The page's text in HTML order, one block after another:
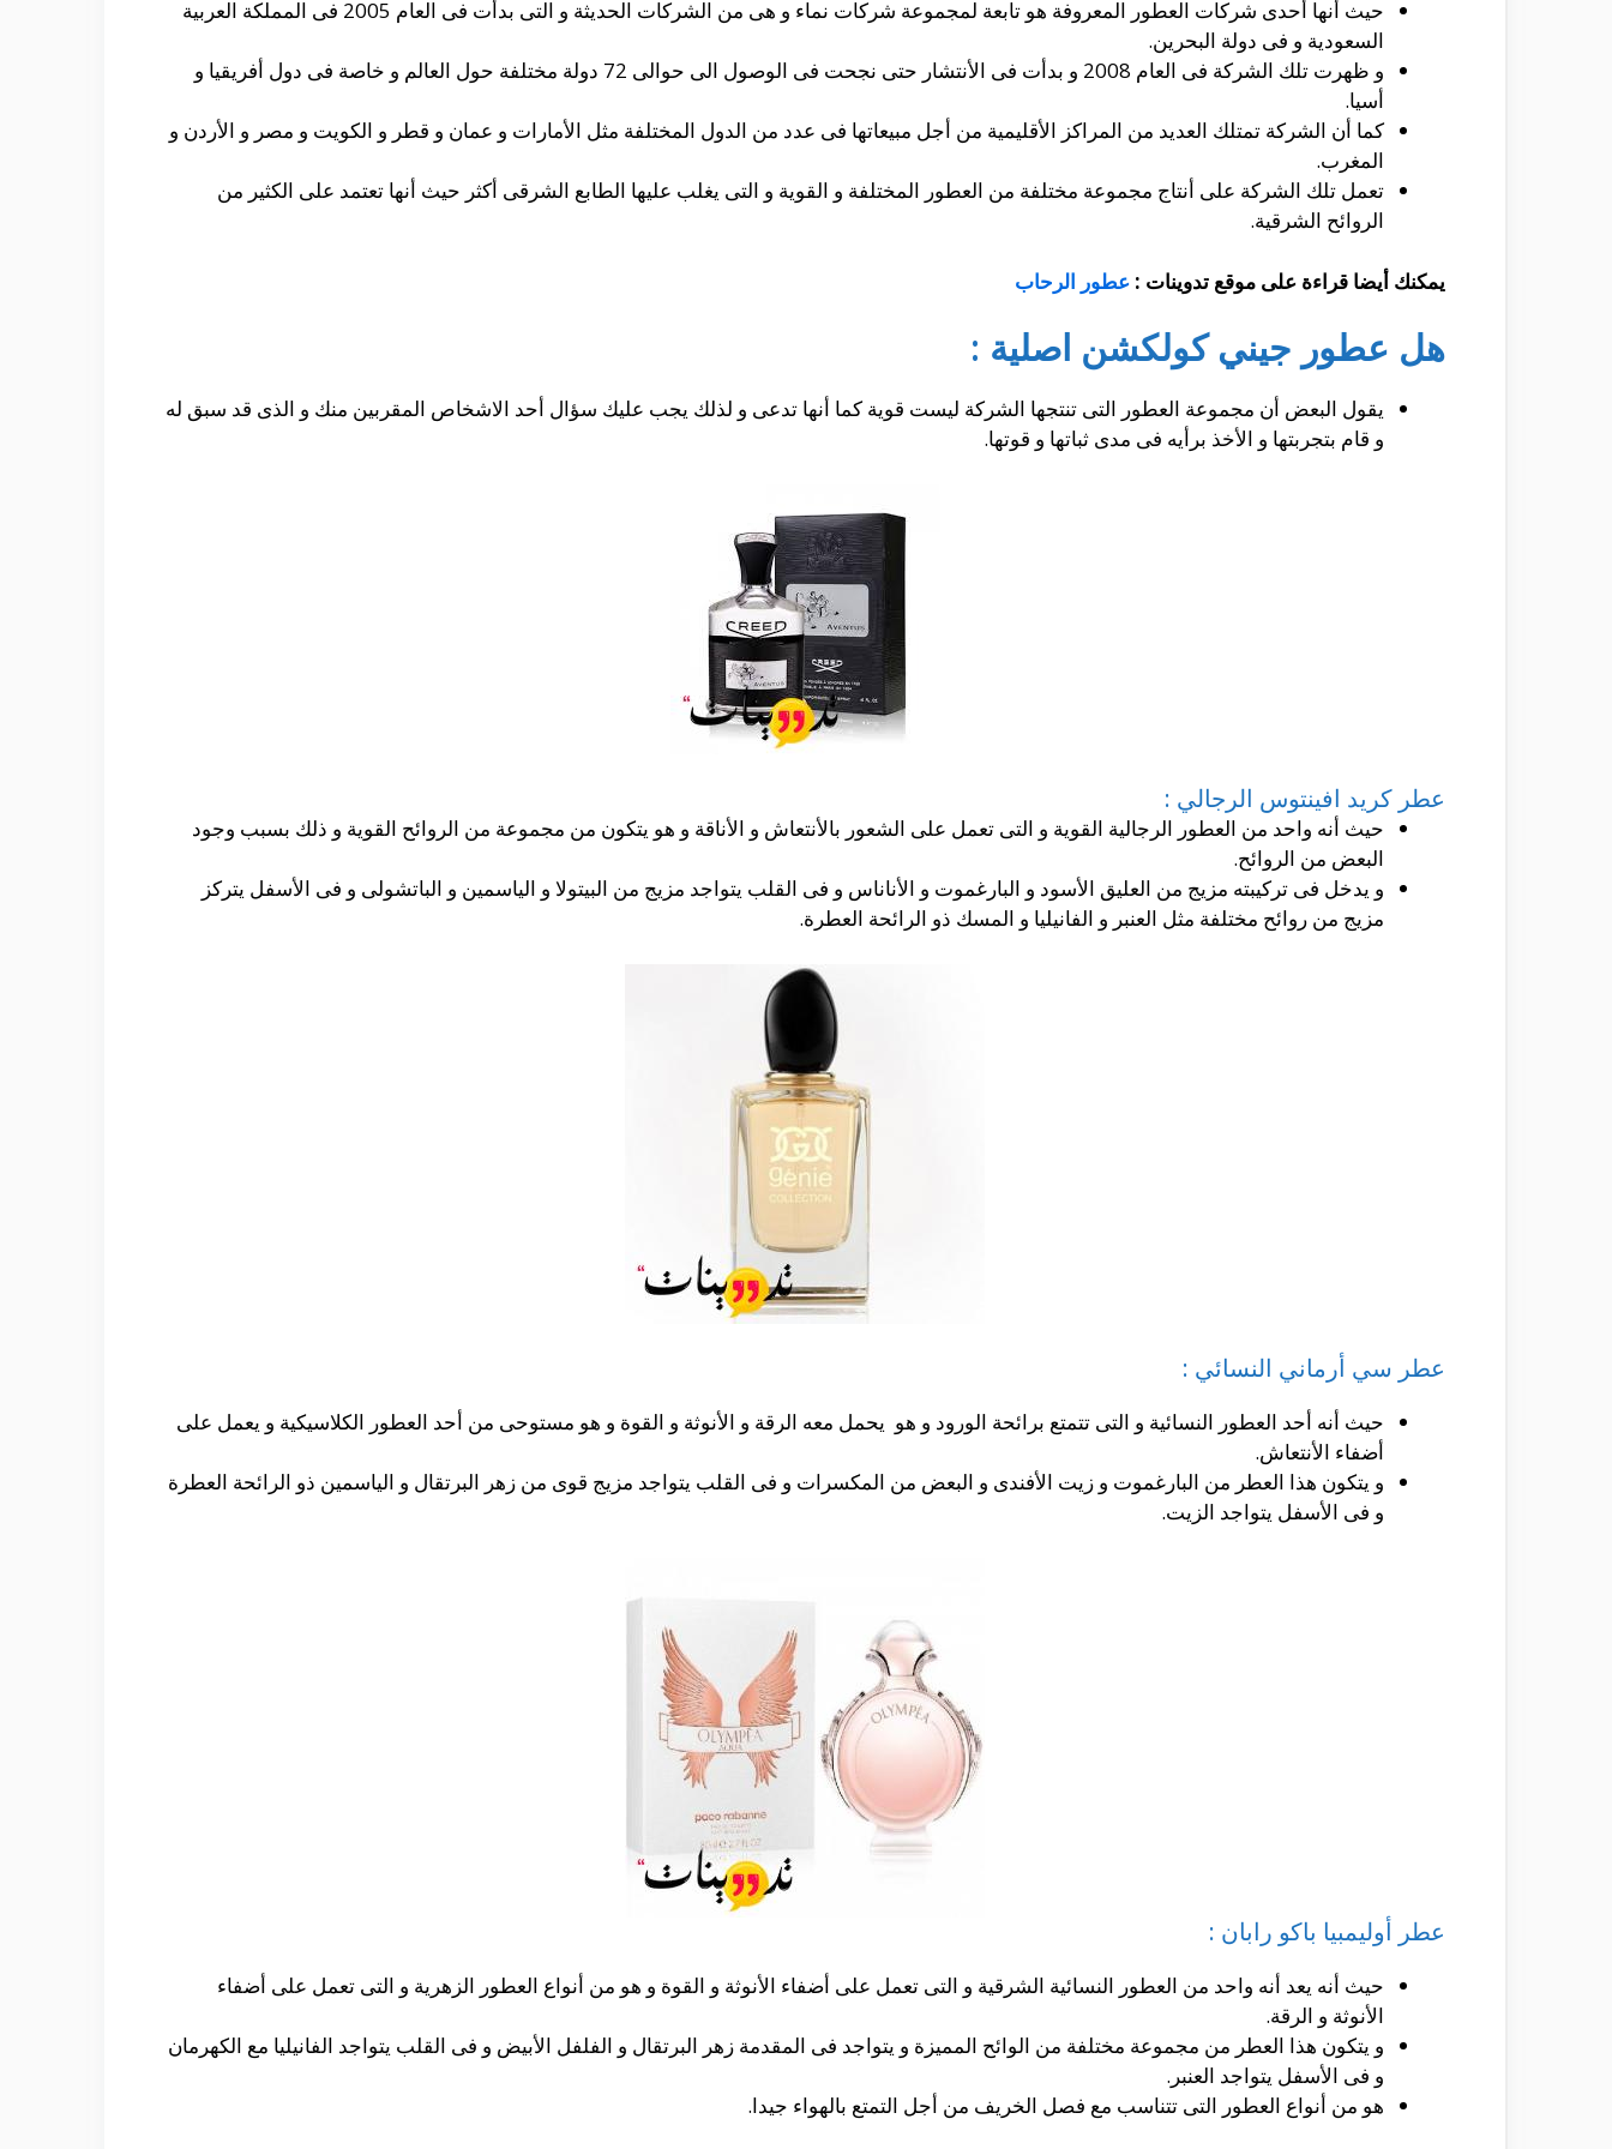
حيث أنها أحدى شركات العطور المعروفة هو تابعة لمجموعة شركات نماء و هى من الشركات الحديثة و التى بدأت فى العام 2005 فى المملكة العربية
السعودية و فى دولة البحرين.
و ظهرت تلك الشركة فى العام 2008 و بدأت فى الأنتشار حتى نجحت فى الوصول الى حوالى 72 دولة مختلفة حول العالم و خاصة فى دول أفريقيا و
أسيا.
كما أن الشركة تمتلك العديد من المراكز الأقليمية من أجل مبيعاتها فى عدد من الدول المختلفة مثل الأمارات و عمان و قطر و الكويت و مصر و الأردن و
المغرب.
تعمل تلك الشركة على أنتاج مجموعة مختلفة من العطور المختلفة و القوية و التى يغلب عليها الطابع الشرقى أكثر حيث أنها تعتمد على الكثير من
الروائح الشرقية.
يمكنك أيضا قراءة على موقع تدوينات : عطور الرحاب
هل عطور جيني كولكشن اصلية :
يقول البعض أن مجموعة العطور التى تنتجها الشركة ليست قوية كما أنها تدعى و لذلك يجب عليك سؤال أحد الاشخاص المقربين منك و الذى قد سبق له
و قام بتجربتها و الأخذ برأيه فى مدى ثباتها و قوتها.
عطر كريد افينتوس الرجالي :
حيث أنه واحد من العطور الرجالية القوية و التى تعمل على الشعور بالأنتعاش و الأناقة و هو يتكون من مجموعة من الروائح القوية و ذلك بسبب وجود
البعض من الروائح.
و يدخل فى تركيبته مزيج من العليق الأسود و البارغموت و الأناناس و فى القلب يتواجد مزيج من البيتولا و الياسمين و الباتشولى و فى الأسفل يتركز
مزيج من روائح مختلفة مثل العنبر و الفانيليا و المسك ذو الرائحة العطرة.
عطر سي أرماني النسائي :
حيث أنه أحد العطور النسائية و التى تتمتع برائحة الورود و هو يحمل معه الرقة و الأنوثة و القوة و هو مستوحى من أحد العطور الكلاسيكية و يعمل على
أضفاء الأنتعاش.
و يتكون هذا العطر من البارغموت و زيت الأفندى و البعض من المكسرات و فى القلب يتواجد مزيج قوى من زهر البرتقال و الياسمين ذو الرائحة العطرة
و فى الأسفل يتواجد الزيت.
عطر أوليمبيا باكو رابان :
حيث أنه يعد أنه واحد من العطور النسائية الشرقية و التى تعمل على أضفاء الأنوثة و القوة و هو من أنواع العطور الزهرية و التى تعمل على أضفاء
الأنوثة و الرقة.
و يتكون هذا العطر من مجموعة مختلفة من الوائح المميزة و يتواجد فى المقدمة زهر البرتقال و الفلفل الأبيض و فى القلب يتواجد الفانيليا مع الكهرمان
و فى الأسفل يتواجد العنبر.
هو من أنواع العطور التى تتناسب مع فصل الخريف من أجل التمتع بالهواء جيدا.